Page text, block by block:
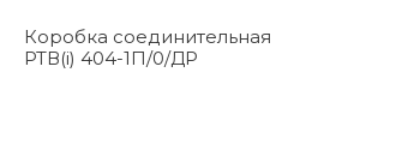
Коробка соединительная
РТВ(i) 404-1П/0/ДР